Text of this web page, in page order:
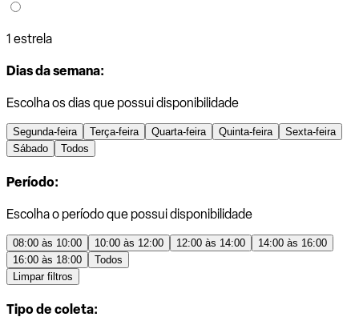
1 estrela
Dias da semana:
Escolha os dias que possui disponibilidade
Segunda-feira Terça-feira Quarta-feira Quinta-feira
Sexta-feira
Sábado
Todos
Período:
Escolha o período que possui disponibilidade
08:00 às 10:00 10:00 às 12:00 12:00 às 14:00
14:00 às 16:00
16:00 às 18:00
Todos
Limpar filtros
Tipo de coleta: